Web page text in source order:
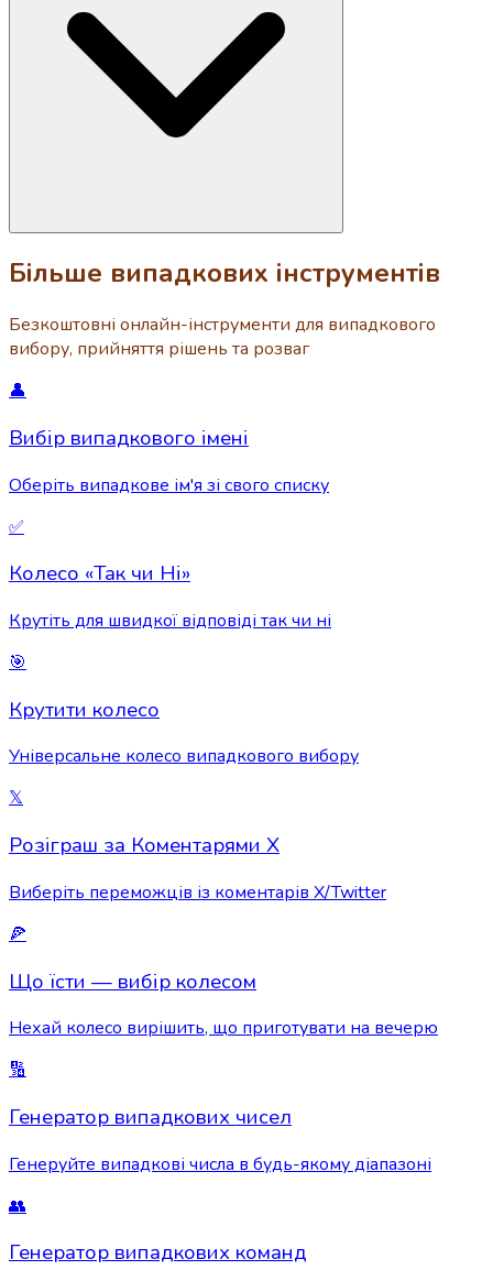
Більше випадкових інструментів
Безкоштовні онлайн-інструменти для випадкового
вибору, прийняття рішень та розваг
👤
Вибір випадкового імені
Оберіть випадкове ім'я зі свого списку
✅
Колесо «Так чи Ні»
Крутіть для швидкої відповіді так чи ні
🎯
Крутити колесо
Універсальне колесо випадкового вибору
𝕏
Розіграш за Коментарями X
Виберіть переможців із коментарів X/Twitter
🍕
Що їсти — вибір колесом
Нехай колесо вирішить, що приготувати на вечерю
🔢
Генератор випадкових чисел
Генеруйте випадкові числа в будь-якому діапазоні
👥
Генератор випадкових команд